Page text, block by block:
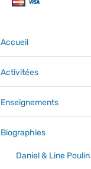
Accueil
Activitées
Enseignements
Biographies
Daniel & Line Poulin